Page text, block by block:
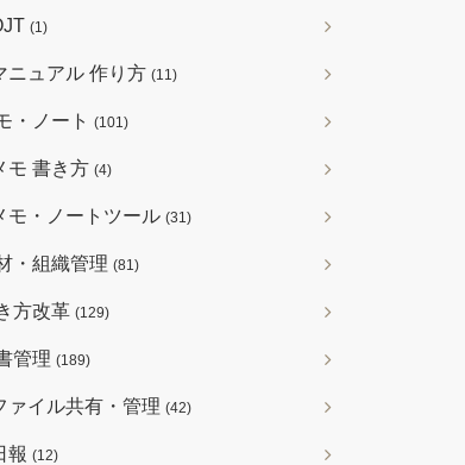
(1)
ニュアル 作り方 (11)
・ノート (101)
モ 書き方 (4)
モ・ノートツール (31)
・組織管理 (81)
方改革 (129)
管理 (189)
ァイル共有・管理 (42)
報 (12)